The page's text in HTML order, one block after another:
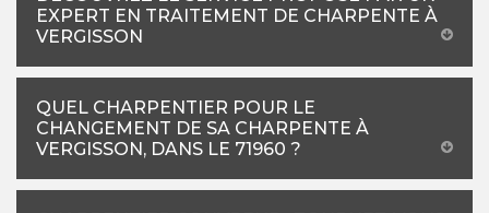
EXPERT EN TRAITEMENT DE CHARPENTE À
VERGISSON
QUEL CHARPENTIER POUR LE
CHANGEMENT DE SA CHARPENTE À
VERGISSON, DANS LE 71960 ?